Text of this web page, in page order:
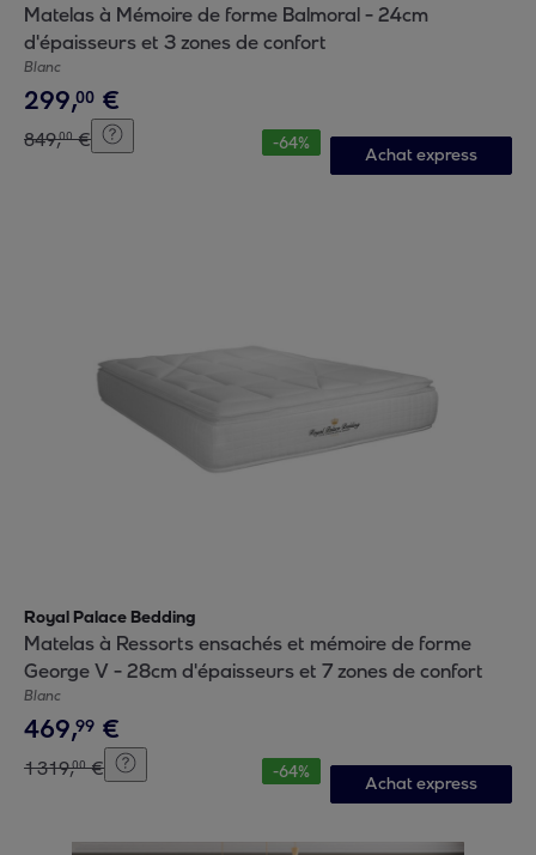
Matelas à Mémoire de forme Balmoral - 24cm
d'épaisseurs et 3 zones de confort
Blanc
299,00 €
849,00 € -64%
Achat express
Royal Palace Bedding
Matelas à Ressorts ensachés et mémoire de forme
George V - 28cm d'épaisseurs et 7 zones de confort
Blanc
469,99 €
1319,00 € -64%
Achat express